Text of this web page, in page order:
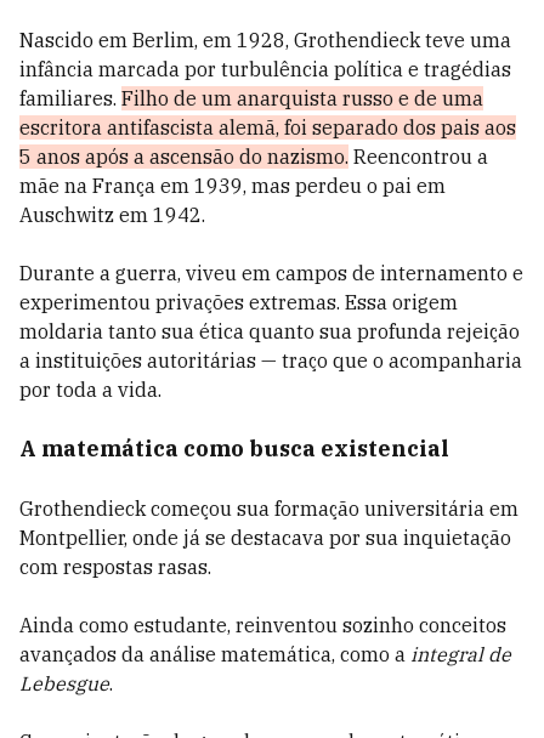
Nascido em Berlim, em 1928, Grothendieck teve uma
infância marcada por turbulência política e tragédias
familiares. Filho de um anarquista russo e de uma
escritora antifascista alemã, foi separado dos pais aos
5 anos após a ascensão do nazismo. Reencontrou a
mãe na França em 1939, mas perdeu o pai em
Auschwitz em 1942.
Durante a guerra, viveu em campos de internamento e
experimentou privações extremas. Essa origem
moldaria tanto sua ética quanto sua profunda rejeição
a instituições autoritárias — traço que o acompanharia
por toda a vida.
A matemática como busca existencial
Grothendieck começou sua formação universitária em
Montpellier, onde já se destacava por sua inquietação
com respostas rasas.
Ainda como estudante, reinventou sozinho conceitos
avançados da análise matemática, como a integral de
Lebesgue.